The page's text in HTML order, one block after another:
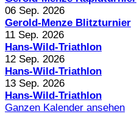
06 Sep. 2026
Gerold-Menze Blitzturnier
11 Sep. 2026
Hans-Wild-Triathlon
12 Sep. 2026
Hans-Wild-Triathlon
13 Sep. 2026
Hans-Wild-Triathlon
Ganzen Kalender ansehen